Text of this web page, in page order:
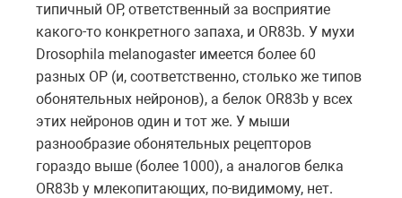
типичный ОР, ответственный за восприятие
какого-то конкретного запаха, и OR83b. У мухи
Drosophila melanogaster имеется более 60
разных ОР (и, соответственно, столько же типов
обонятельных нейронов), а белок OR83b у всех
этих нейронов один и тот же. У мыши
разнообразие обонятельных рецепторов
гораздо выше (более 1000), а аналогов белка
OR83b у млекопитающих, по-видимому, нет.